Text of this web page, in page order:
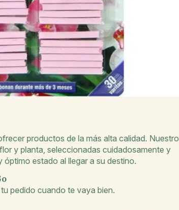
productos de la más alta calidad. Nuestro
y planta, seleccionadas cuidadosamente y
estado al llegar a su destino.
pedido cuando te vaya bien.